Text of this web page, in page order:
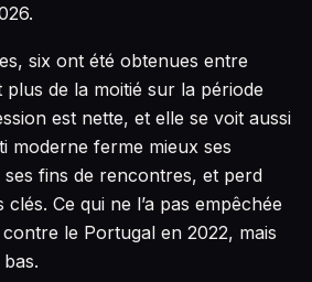
six ont été obtenues entre
de la moitié sur la période
est nette, et elle se voit aussi
moderne ferme mieux ses
fins de rencontres, et perd
Ce qui ne l’a pas empêchée
le Portugal en 2022, mais